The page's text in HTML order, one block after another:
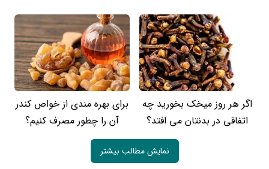
اگر هر روز میخک بخورید چه
اتفاقی در بدنتان می افتد؟
برای بهره مندی از خواص کندر
آن را چطور مصرف کنیم؟
نمایش مطالب بیشتر